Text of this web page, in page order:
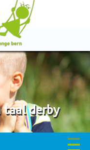
taal derby